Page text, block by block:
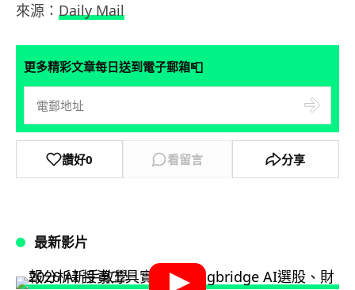
來源： Daily Mail
更多精彩文章每日送到電子郵箱📮
讚好0 看留言 分享
最新影片